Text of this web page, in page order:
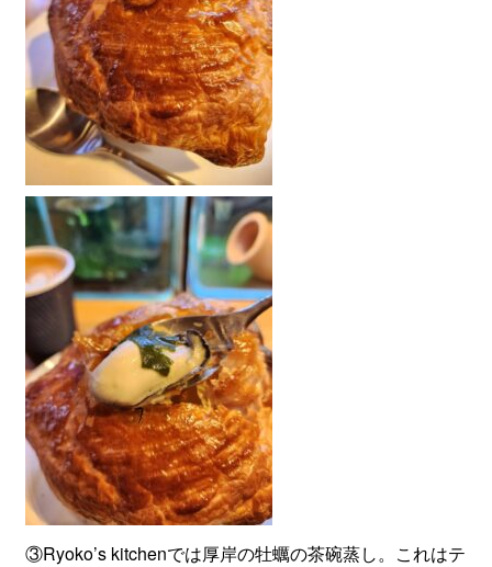
③Ryoko’s kitchenでは厚岸の牡蠣の茶碗蒸し。これはテ